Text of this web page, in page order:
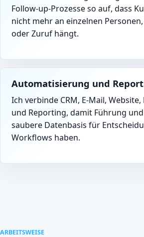
Follow-up-Prozesse so auf, dass
nicht mehr an einzelnen Personen,
oder Zuruf hängt.
Automatisierung und
Ich verbinde CRM, E-Mail,
und Reporting, damit Führung
saubere Datenbasis für
Workflows haben.
ARBEITSWEISE